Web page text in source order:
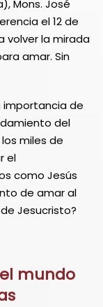
Mons. José
el 12 de
volver la mirada
amar. Sin
importancia de
del
miles de
el
como Jesús
de amar al
Jesucristo?
mundo